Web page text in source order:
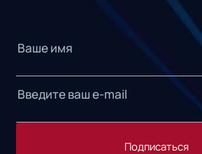
Подписаться